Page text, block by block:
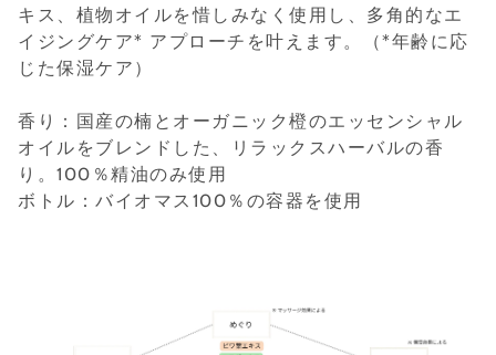
キス、植物オイルを惜しみなく使用し、多角的なエ
イジングケア* アプローチを叶えます。（*年齢に応
じた保湿ケア）
香り：国産の楠とオーガニック橙のエッセンシャル
オイルをブレンドした、リラックスハーバルの香
り。100％精油のみ使用
ボトル：バイオマス100％の容器を使用